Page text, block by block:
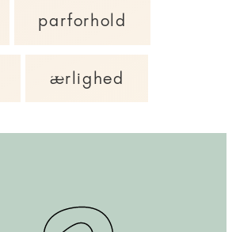
parforhold
ærlighed